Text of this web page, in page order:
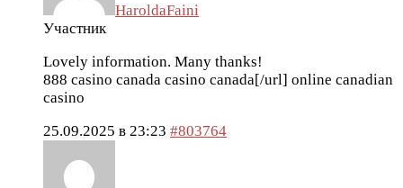
HaroldaFaini
Участник
Lovely information. Many thanks!
888 casino canada casino canada[/url] online canadian
casino
25.09.2025 в 23:23 #803764